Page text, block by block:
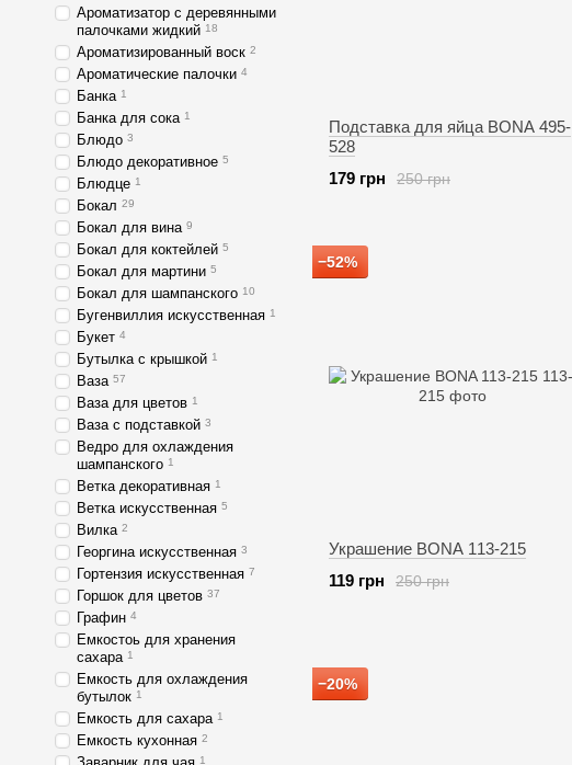
Подставка для яйца BONA 495-
528
250 грн
179 грн
−52%
Украшение BONA 113-215
250 грн
119 грн
−20%
Ароматизатор с деревянными
палочками жидкий 18
Ароматизированный воск 2
Ароматические палочки 4
Банка 1
Банка для сока 1
Блюдо 3
Блюдо декоративное 5
Блюдце 1
Бокал 29
Бокал для вина 9
Бокал для коктейлей 5
Бокал для мартини 5
Бокал для шампанского 10
Бугенвиллия искусственная 1
Букет 4
Бутылка с крышкой 1
Ваза 57
Ваза для цветов 1
Ваза с подставкой 3
Ведро для охлаждения
шампанского 1
Ветка декоративная 1
Ветка искусственная 5
Вилка 2
Георгина искусственная 3
Гортензия искусственная 7
Горшок для цветов 37
Графин 4
Емкостоь для хранения
сахара 1
Емкость для охлаждения
бутылок 1
Емкость для сахара 1
Емкость кухонная 2
1